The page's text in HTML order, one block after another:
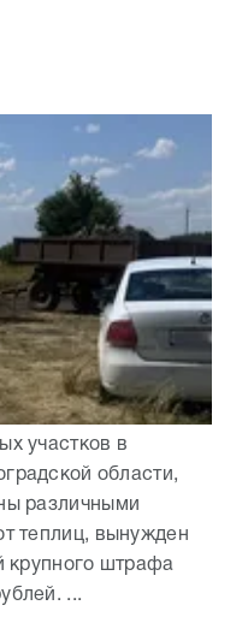
участков в
области,
различными
теплиц, вынужден
крупного штрафа
...